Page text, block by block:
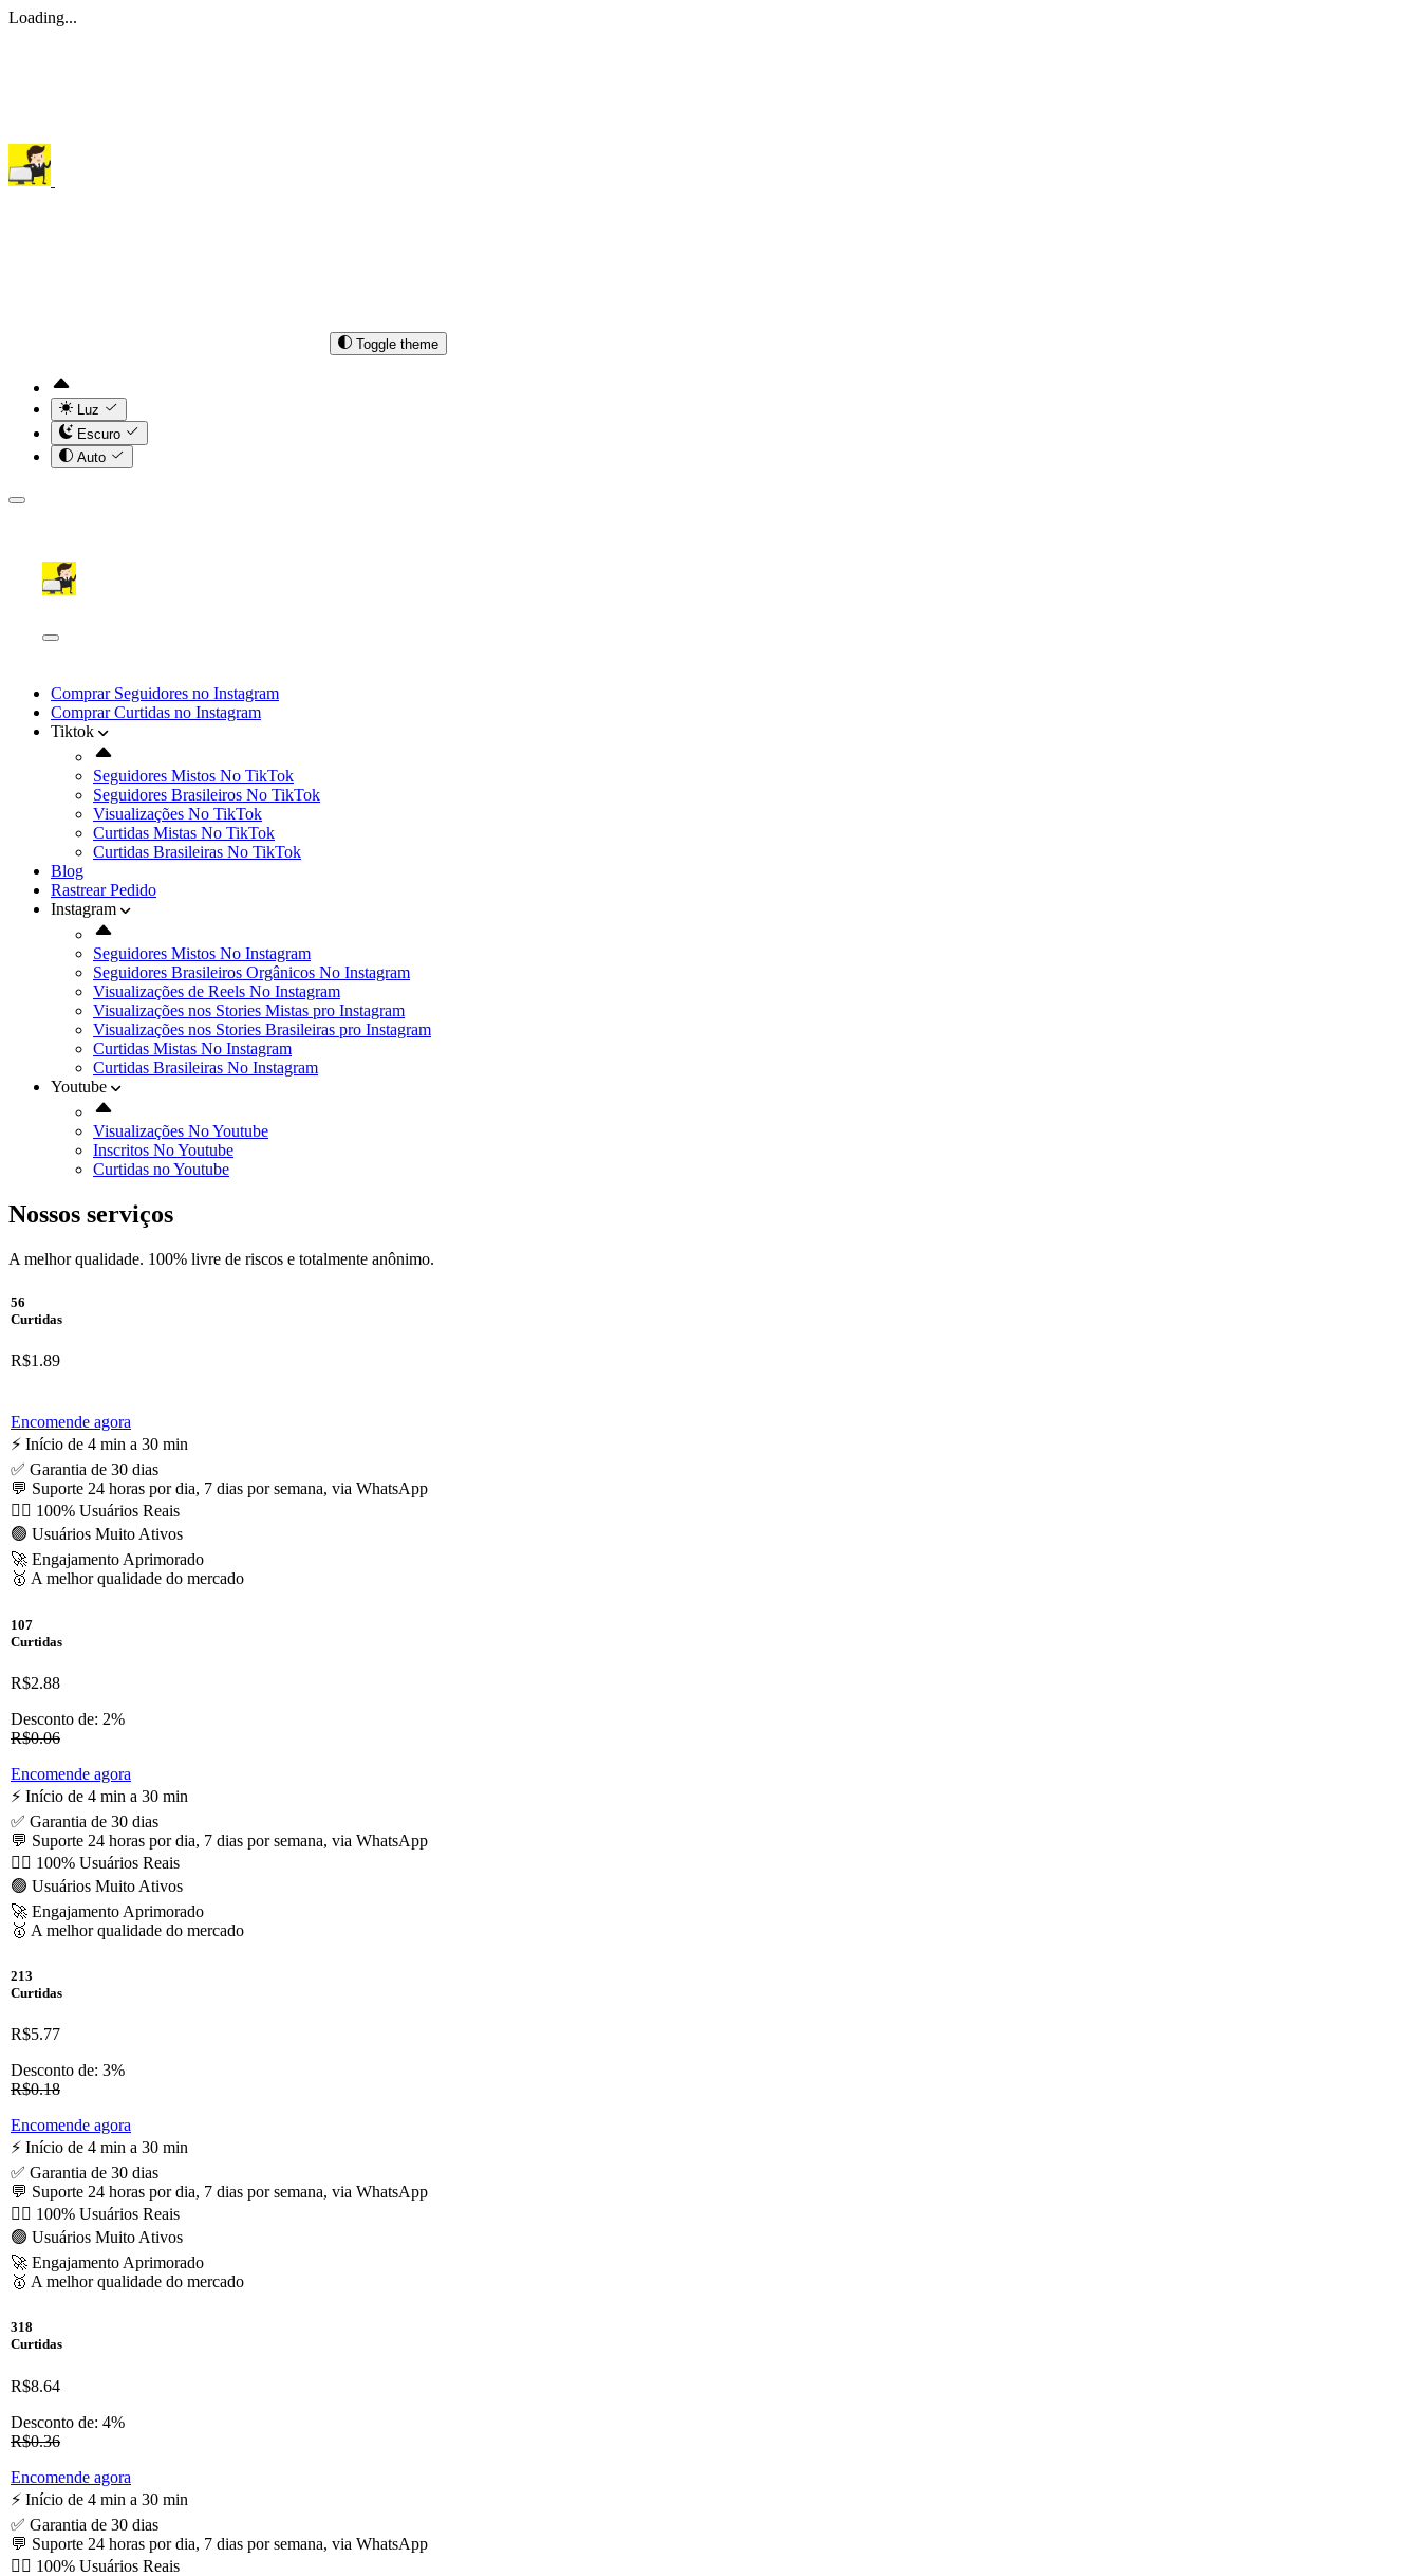
Loading...
Toggle theme
Luz
Escuro
Auto
Comprar Seguidores no Instagram
Comprar Curtidas no Instagram
Tiktok
Seguidores Mistos No TikTok
Seguidores Brasileiros No TikTok
Visualizações No TikTok
Curtidas Mistas No TikTok
Curtidas Brasileiras No TikTok
Blog
Rastrear Pedido
Instagram
Seguidores Mistos No Instagram
Seguidores Brasileiros Orgânicos No Instagram
Visualizações de Reels No Instagram
Visualizações nos Stories Mistas pro Instagram
Visualizações nos Stories Brasileiras pro Instagram
Curtidas Mistas No Instagram
Curtidas Brasileiras No Instagram
Youtube
Visualizações No Youtube
Inscritos No Youtube
Curtidas no Youtube
Nossos serviços
A melhor qualidade. 100% livre de riscos e totalmente anônimo.
56
Curtidas
R$1.89
Encomende agora
⚡️ Início de 4 min a 30 min
✅ Garantia de 30 dias
💬 Suporte 24 horas por dia, 7 dias por semana, via WhatsApp
🙋‍♂️ 100% Usuários Reais
🟢 Usuários Muito Ativos
🚀 Engajamento Aprimorado
🥇 A melhor qualidade do mercado
107
Curtidas
R$2.88
Desconto de: 2%
R$0.06
Encomende agora
⚡️ Início de 4 min a 30 min
✅ Garantia de 30 dias
💬 Suporte 24 horas por dia, 7 dias por semana, via WhatsApp
🙋‍♂️ 100% Usuários Reais
🟢 Usuários Muito Ativos
🚀 Engajamento Aprimorado
🥇 A melhor qualidade do mercado
213
Curtidas
R$5.77
Desconto de: 3%
R$0.18
Encomende agora
⚡️ Início de 4 min a 30 min
✅ Garantia de 30 dias
💬 Suporte 24 horas por dia, 7 dias por semana, via WhatsApp
🙋‍♂️ 100% Usuários Reais
🟢 Usuários Muito Ativos
🚀 Engajamento Aprimorado
🥇 A melhor qualidade do mercado
318
Curtidas
R$8.64
Desconto de: 4%
R$0.36
Encomende agora
⚡️ Início de 4 min a 30 min
✅ Garantia de 30 dias
💬 Suporte 24 horas por dia, 7 dias por semana, via WhatsApp
🙋‍♂️ 100% Usuários Reais